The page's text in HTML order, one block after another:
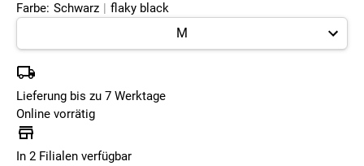
Farbe: Schwarz | flaky black
Lieferung bis zu 7 Werktage
Online vorrätig
In 2 Filialen verfügbar